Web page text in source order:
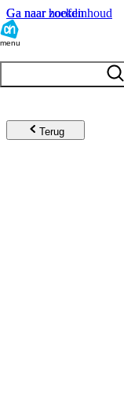
Ga naar hoofdinhoud
Ga naar zoeken
menu
Terug